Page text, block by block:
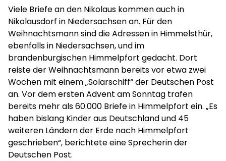
Viele Briefe an den Nikolaus kommen auch in
Nikolausdorf in Niedersachsen an. Für den
Weihnachtsmann sind die Adressen in Himmelsthür,
ebenfalls in Niedersachsen, und im
brandenburgischen Himmelpfort gedacht. Dort
reiste der Weihnachtsmann bereits vor etwa zwei
Wochen mit einem „Solarschiff“ der Deutschen Post
an. Vor dem ersten Advent am Sonntag trafen
bereits mehr als 60.000 Briefe in Himmelpfort ein. „Es
haben bislang Kinder aus Deutschland und 45
weiteren Ländern der Erde nach Himmelpfort
geschrieben“, berichtete eine Sprecherin der
Deutschen Post.